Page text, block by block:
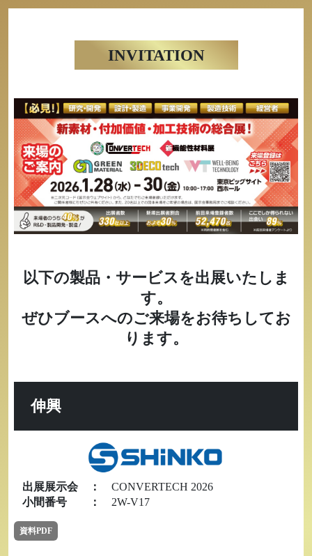
INVITATION
以下の製品・サービスを出展いたしま
す。
ぜひブースへのご来場をお待ちしてお
ります。
伸興
出展展示会 ： CONVERTECH 2026
小間番号
： 2W-V17
資料PDF